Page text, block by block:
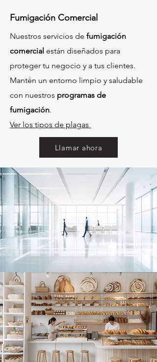
Fumigación Comercial
Nuestros servicios de fumigación
comercial están diseñados para
proteger tu negocio y a tus clientes.
Mantén un entorno limpio y saludable
con nuestros programas de
fumigación.
Ver los tipos de plagas
Llamar ahora